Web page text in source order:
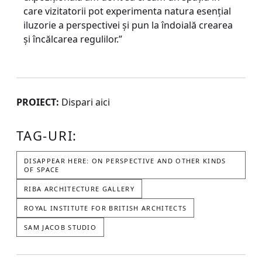
care vizitatorii pot experimenta natura esențial
iluzorie a perspectivei și pun la îndoială crearea
și încălcarea regulilor.”
PROIECT: Dispari aici
TAG-URI:
DISAPPEAR HERE: ON PERSPECTIVE AND OTHER KINDS
OF SPACE
RIBA ARCHITECTURE GALLERY
ROYAL INSTITUTE FOR BRITISH ARCHITECTS
SAM JACOB STUDIO